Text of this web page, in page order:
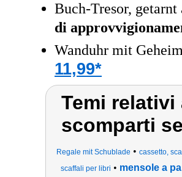
Buch-Tresor,
di
Wanduhr mit
11,99*
Temi
scomparti
Regale mit Schublade • cassetto,
scaffali per libri • mensole a